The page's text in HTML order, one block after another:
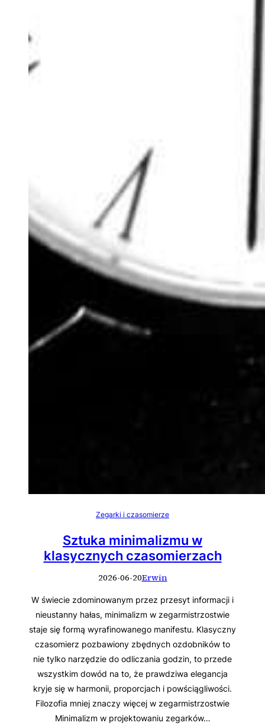
Zegarki i czasomierze
Sztuka minimalizmu w
klasycznych czasomierzach
2026-06-20Erwin
W świecie zdominowanym przez przesyt informacji i
nieustanny hałas, minimalizm w zegarmistrzostwie
staje się formą wyrafinowanego manifestu. Klasyczny
czasomierz pozbawiony zbędnych ozdobników to
nie tylko narzędzie do odliczania godzin, to przede
wszystkim dowód na to, że prawdziwa elegancja
kryje się w harmonii, proporcjach i powściągliwości.
Filozofia mniej znaczy więcej w zegarmistrzostwie
Minimalizm w projektowaniu zegarków…